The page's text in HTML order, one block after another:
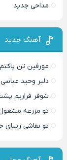
مداحی جدید
آهنگ جدید
مورفین تن
دلبر وحید عباسی
شوفر فراریم
تو مزرعه
تو نقاشی